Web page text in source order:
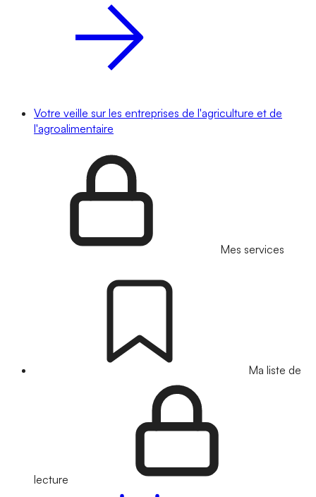
Votre veille sur les entreprises de l'agriculture et de
l'agroalimentaire
Mes services
Ma liste de
lecture